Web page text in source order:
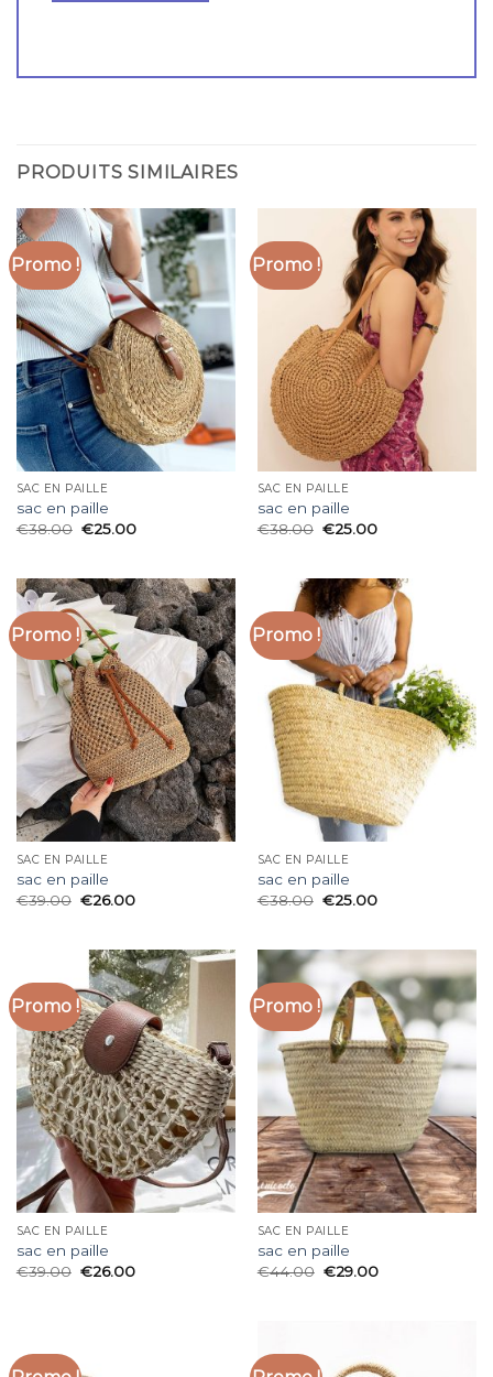
PRODUITS SIMILAIRES
Promo !
SAC EN PAILLE
sac en paille
€38.00 €25.00
Promo !
SAC EN PAILLE
sac en paille
€38.00 €25.00
Promo !
SAC EN PAILLE
sac en paille
€39.00 €26.00
Promo !
SAC EN PAILLE
sac en paille
€38.00 €25.00
Promo !
SAC EN PAILLE
sac en paille
€39.00 €26.00
Promo !
SAC EN PAILLE
sac en paille
€44.00 €29.00